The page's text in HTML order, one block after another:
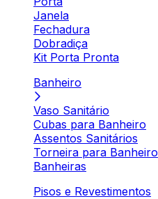
Janela
Fechadura
Dobradiça
Kit Porta Pronta
Banheiro
Vaso Sanitário
Cubas para Banheiro
Assentos Sanitários
Torneira para Banheiro
Banheiras
Pisos e Revestimentos